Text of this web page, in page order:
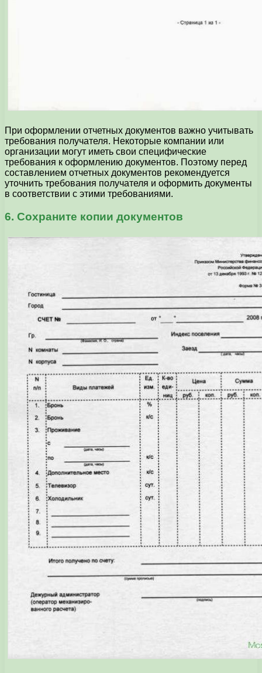
При оформлении отчетных документов важно учитывать
требования получателя. Некоторые компании или
организации могут иметь свои специфические
требования к оформлению документов. Поэтому перед
составлением отчетных документов рекомендуется
уточнить требования получателя и оформить документы
в соответствии с этими требованиями.
6. Сохраните копии документов